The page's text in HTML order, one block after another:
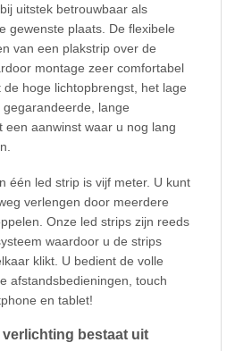
uitstek betrouwbaar als
gewenste plaats. De flexibele
van een plakstrip over de
montage zeer comfortabel
hoge lichtopbrengst, het lage
lange
een aanwinst waar u nog lang
één led strip is vijf meter. U kunt
verlengen door meerdere
Onze led strips zijn reeds
waardoor u de strips
klikt. U bedient de volle
afstandsbedieningen, touch
en tablet!
verlichting bestaat uit